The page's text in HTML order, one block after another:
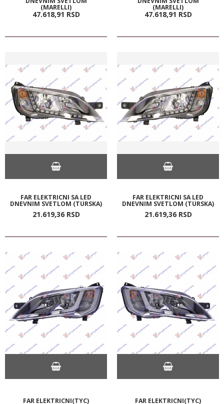
(MARELLI)
47.618,91 RSD
(MARELLI)
47.618,91 RSD
FAR ELEKTRICNI SA LED
DNEVNIM SVETLOM (TURSKA)
21.619,36 RSD
FAR ELEKTRICNI SA LED
DNEVNIM SVETLOM (TURSKA)
21.619,36 RSD
FAR ELEKTRICNI(TYC) FAR ELEKTRICNI(TYC)